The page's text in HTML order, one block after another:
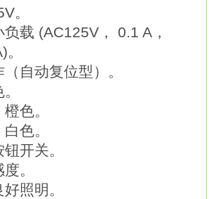
。
载 (AC125V， 0.1 A，
自动复位型）。
色。
色。
开关。
。
照明。